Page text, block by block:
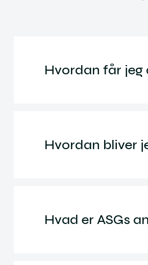
Hvordan får jeg
Hvordan bliver
Hvad er ASGs